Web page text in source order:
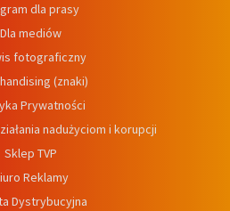
dla prasy
Dla mediów
fotograficzny
(znaki)
Prywatności
nadużyciom i korupcji
Sklep TVP
Reklamy
Dystrybucyjna